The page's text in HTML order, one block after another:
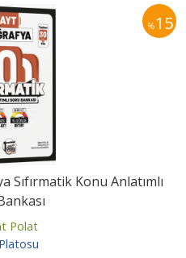
%15
Sıfırmatik Konu Anlatımlı
Polat